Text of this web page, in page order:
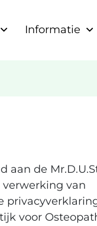
Informatie
aan de
verwerking van
voor